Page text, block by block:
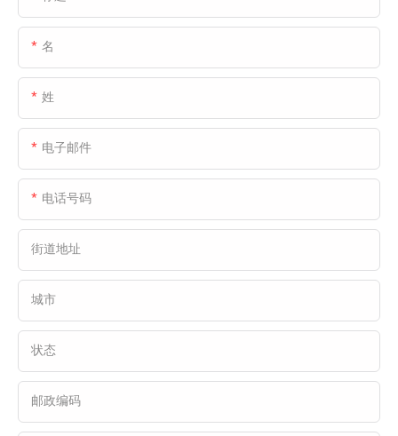
以及高效的装卸能力，该系列设备完全符合古
效率和操作流程的高标准。
名
姓
电子邮件
电话号码
街道地址
城市
状态
邮政编码